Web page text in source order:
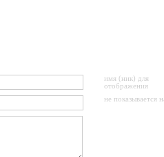
имя (ник) для
отображения
не показывается